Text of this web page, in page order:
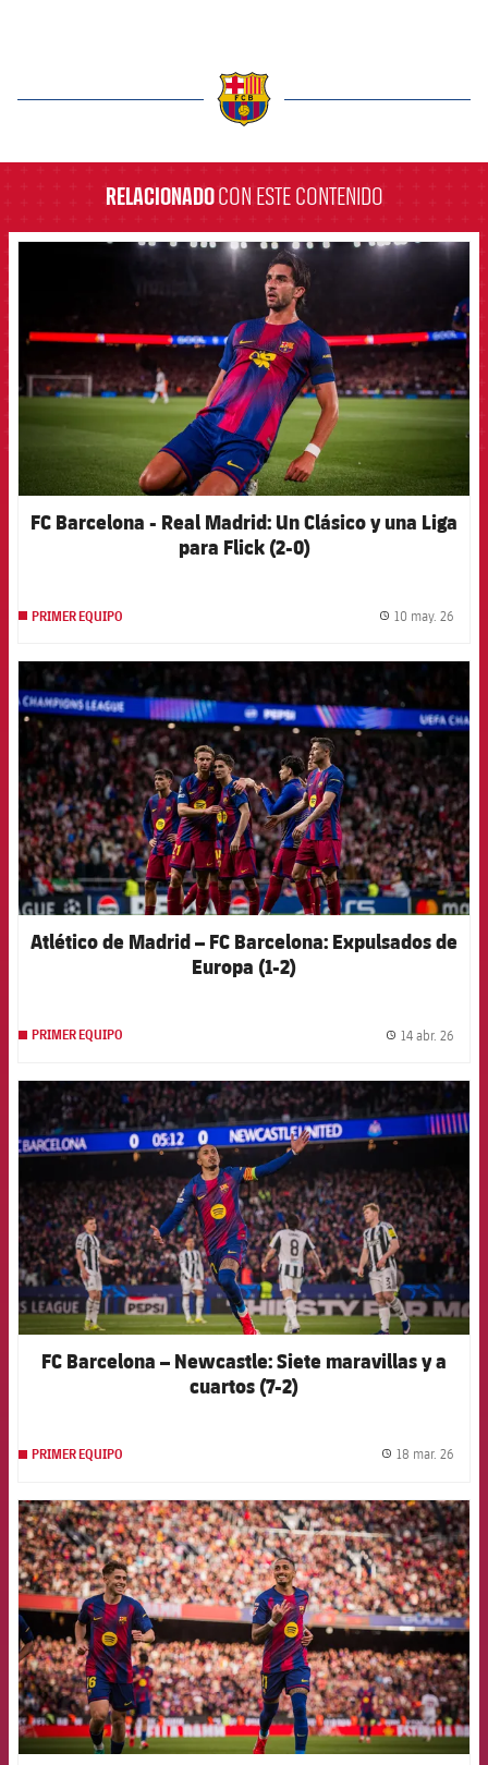
RELACIONADOCON ESTE CONTENIDO
FCB Barcelona badge
FC Barcelona - Real Madrid: Un Clásico y una Liga
para Flick (2-0)
PRIMER EQUIPO 10 may. 26
FCB Barcelona badge
Atlético de Madrid – FC Barcelona: Expulsados de
Europa (1-2)
PRIMER EQUIPO 14 abr. 26
FCB Barcelona badge
FC Barcelona – Newcastle: Siete maravillas y a
cuartos (7-2)
PRIMER EQUIPO 18 mar. 26
FCB Barcelona badge